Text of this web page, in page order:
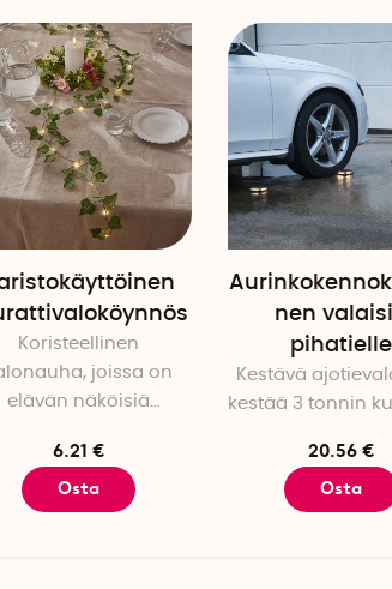
Koristeellinen
joissa on
elävän näköisiä
6.21 €
Osta
nen
pihatielle
Kestävä
kestää 3 tonnin
20.56 €
Osta